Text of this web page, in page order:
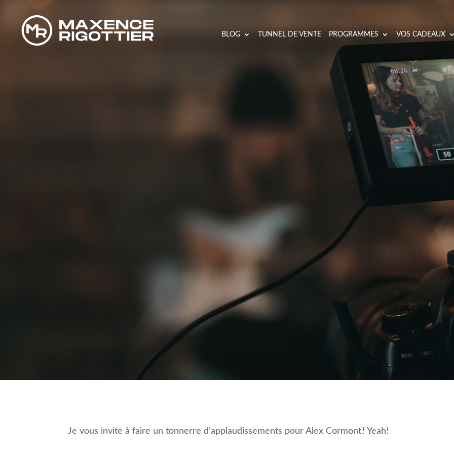
BLOG TUNNEL DE VENTE PROGRAMMES VOS CADEAUX
COMMENT RÉFÉRENCER ET
VIDÉOS SUR
Je vous invite à faire un tonnerre d’applaudissements pour Alex Cormont ! Yeah!